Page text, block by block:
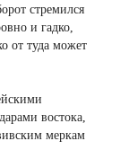
стремился
и гадко,
от туда может
востока,
меркам